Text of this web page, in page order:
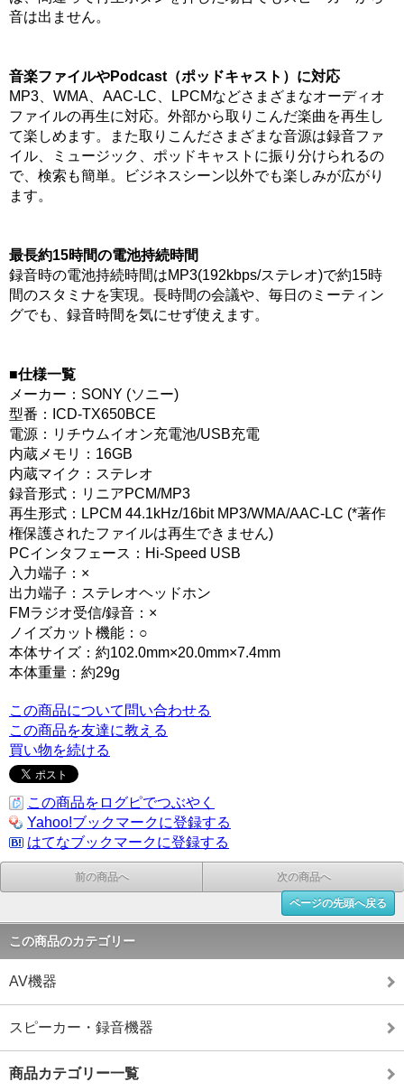
音は出ません。
音楽ファイルやPodcast（ポッドキャスト）に対応
MP3、WMA、AAC-LC、LPCMなどさまざまなオーディオ
ファイルの再生に対応。外部から取りこんだ楽曲を再生し
て楽しめます。また取りこんださまざまな音源は録音ファ
イル、ミュージック、ポッドキャストに振り分けられるの
で、検索も簡単。ビジネスシーン以外でも楽しみが広がり
ます。
最長約15時間の電池持続時間
録音時の電池持続時間はMP3(192kbps/ステレオ)で約15時
間のスタミナを実現。長時間の会議や、毎日のミーティン
グでも、録音時間を気にせず使えます。
■仕様一覧
メーカー：SONY (ソニー)
型番：ICD-TX650BCE
電源：リチウムイオン充電池/USB充電
内蔵メモリ：16GB
内蔵マイク：ステレオ
録音形式：リニアPCM/MP3
再生形式：LPCM 44.1kHz/16bit MP3/WMA/AAC-LC (*著作
権保護されたファイルは再生できません)
PCインタフェース：Hi-Speed USB
入力端子：×
出力端子：ステレオヘッドホン
FMラジオ受信/録音：×
ノイズカット機能：○
本体サイズ：約102.0mm×20.0mm×7.4mm
本体重量：約29g
この商品について問い合わせる
この商品を友達に教える
買い物を続ける
この商品をログピでつぶやく
Yahoo!ブックマークに登録する
はてなブックマークに登録する
前の商品へ 次の商品へ
ページの先頭へ戻る
この商品のカテゴリー
AV機器
スピーカー・録音機器
商品カテゴリー一覧